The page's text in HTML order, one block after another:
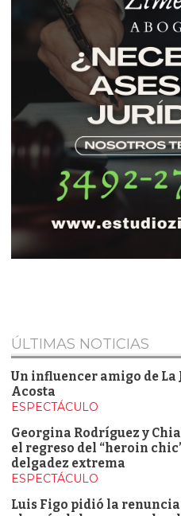
ÚLTIMAS NOTICIAS
Un influencer amigo de La
Acosta
ESPECTÁCULO
Georgina Rodríguez y
el regreso del “heroin
delgadez extrema
ESPECTÁCULO
Luis Figo pidió la